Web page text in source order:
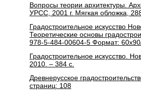
Вопросы теории архитектуры.
УРСС, 2001 г. Мягкая обложка,
Градостроительное искусство
Теоретические основы
978-5-484-00604-5 Формат:
Градостроительное искусство.
2010. – 384 с.
Древнерусское
страниц: 108